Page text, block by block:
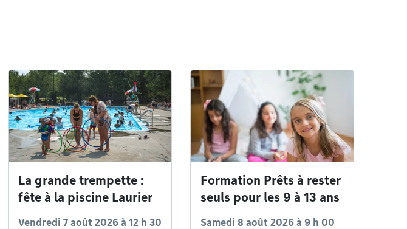
La grande trempette :
fête à la piscine Laurier
Vendredi 7 août 2026 à 12 h 30
Formation Prêts à rester
seuls pour les 9 à 13 ans
Samedi 8 août 2026 à 9 h 00